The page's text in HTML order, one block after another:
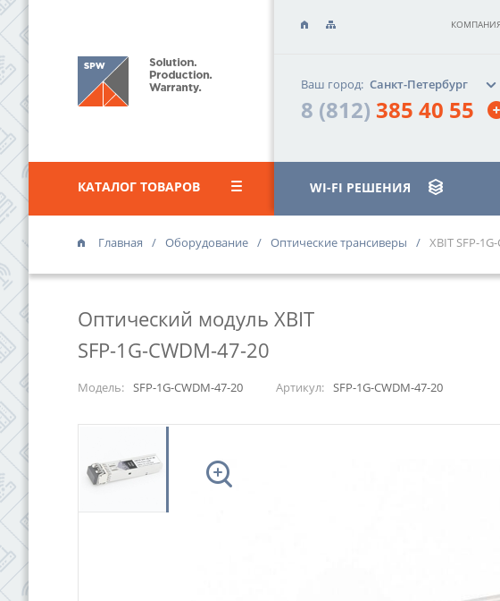
КАТАЛОГ ТОВАРОВ
Ваш город: Санкт-Петербург
8 (812) 385 40 55
ОФИС
WI-FI РЕШЕНИЯ
Главная Оборудование Оптические трансиверы XBIT SFP-
Оптический модуль XBIT
SFP-1G-CWDM-47-20
Модель: SFP-1G-CWDM-47-20 Артикул: SFP-1G-CWDM-47-20